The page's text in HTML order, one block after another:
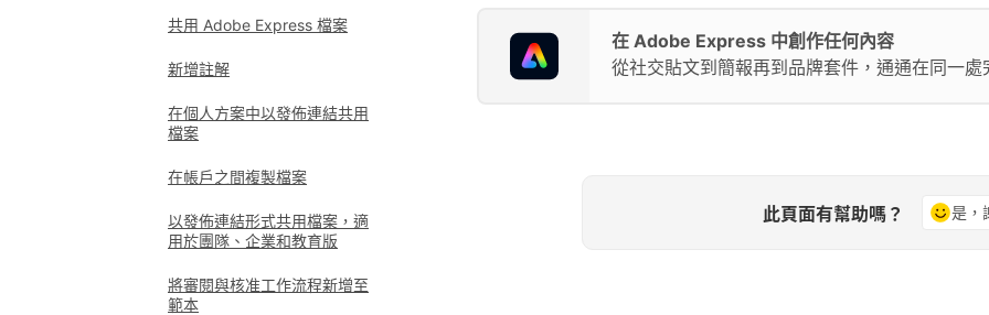
共用 Adobe Express 檔案
新增註解
在個人方案中以發佈連結共用
檔案
在帳戶之間複製檔案
以發佈連結形式共用檔案，適
用於團隊、企業和教育版
將審閱與核准工作流程新增至
範本
在 Adobe Express 中創作任何內容
從社交貼文到簡報再到品牌套件，通通在同一處
此頁面有幫助嗎？ 是，